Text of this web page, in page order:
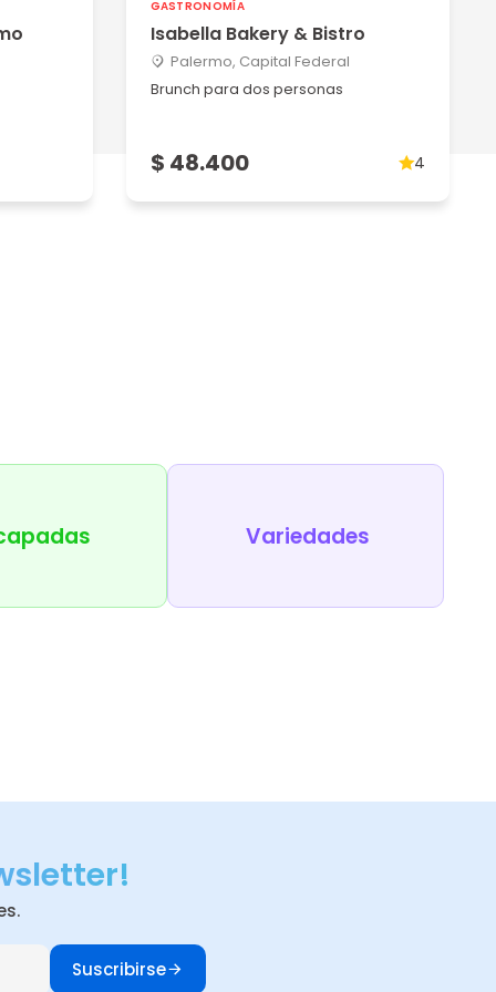
GASTRONOMÍA
Isabella Bakery & Bistro
Palermo, Capital Federal
Brunch para dos personas
$ 48.400 4
Variedades
Suscribirse